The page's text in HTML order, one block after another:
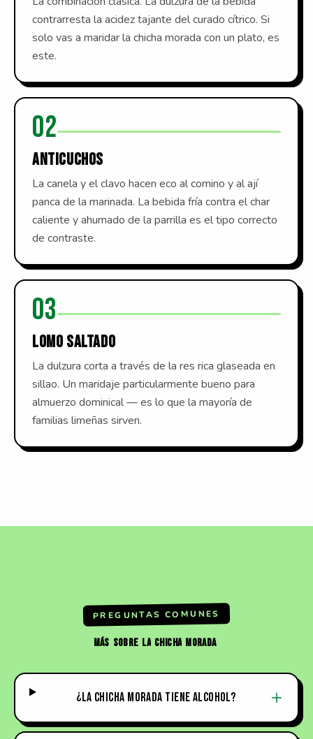
contrarresta la acidez tajante del curado cítrico. Si
solo vas a maridar la chicha morada con un plato, es
este.
02
ANTICUCHOS
La canela y el clavo hacen eco al comino y al ají
panca de la marinada. La bebida fría contra el char
caliente y ahumado de la parrilla es el tipo correcto
de contraste.
03
LOMO SALTADO
La dulzura corta a través de la res rica glaseada en
sillao. Un maridaje particularmente bueno para
almuerzo dominical — es lo que la mayoría de
familias limeñas sirven.
PREGUNTAS COMUNES
MÁS SOBRE LA CHICHA MORADA
¿LA CHICHA MORADA TIENE ALCOHOL?